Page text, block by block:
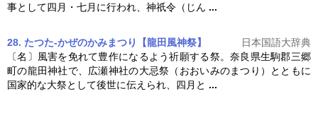
事として四月・七月に行われ、神祇令（じん ...
28. たつた‐かぜのかみまつり【龍田風神祭】
日本国語大辞典
〔名〕風害を免れて豊作になるよう祈願する祭。奈良県生駒郡三郷
町の龍田神社で、広瀬神社の大忌祭 （おおいみのまつり）とともに
国家的な大祭として後世に伝えられ、四月と ...